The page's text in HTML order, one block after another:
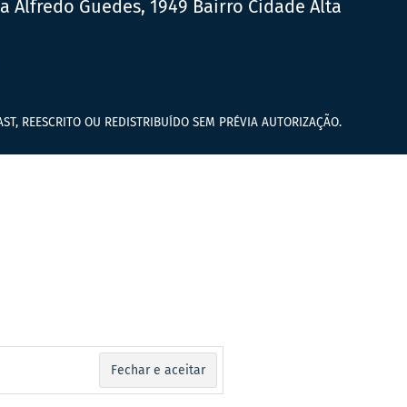
Alfredo Guedes, 1949 Bairro Cidade Alta
REESCRITO OU REDISTRIBUÍDO SEM PRÉVIA AUTORIZAÇÃO.